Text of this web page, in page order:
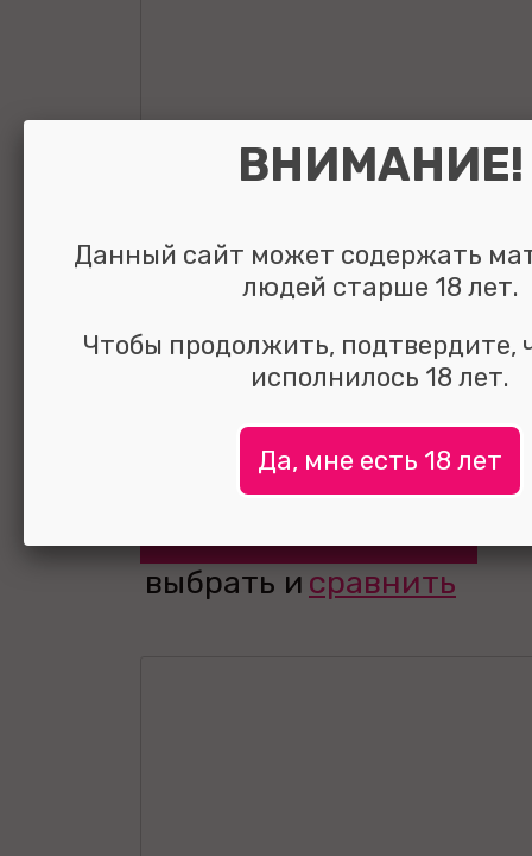
Мини-
G Vibe с
фиолетовый
выбрать и сравнить
ВНИМАНИЕ!
Данный сайт может содержать
людей старше 18 лет.
Чтобы продолжить, подтвердите,
исполнилось 18 лет.
Да, мне есть 18 лет